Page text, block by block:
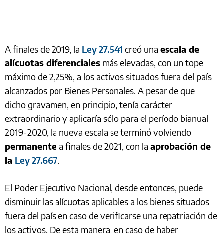
A finales de 2019, la Ley 27.541 creó una escala de
alícuotas diferenciales más elevadas, con un tope
máximo de 2,25%, a los activos situados fuera del país
alcanzados por Bienes Personales. A pesar de que
dicho gravamen, en principio, tenía carácter
extraordinario y aplicaría sólo para el período bianual
2019-2020, la nueva escala se terminó volviendo
permanente a finales de 2021, con la aprobación de
la Ley 27.667.
El Poder Ejecutivo Nacional, desde entonces, puede
disminuir las alícuotas aplicables a los bienes situados
fuera del país en caso de verificarse una repatriación de
los activos. De esta manera, en caso de haber